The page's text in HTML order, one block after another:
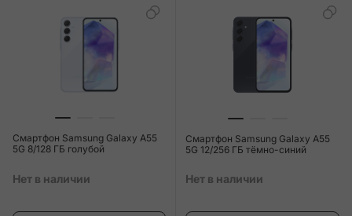
Смартфон Samsung Galaxy A55
5G 8/128 ГБ голубой
Нет в наличии
Смартфон Samsung Galaxy A55
5G 12/256 ГБ тёмно-синий
Нет в наличии